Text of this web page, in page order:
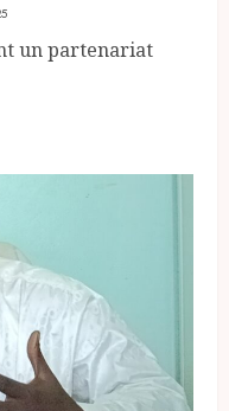
un partenariat